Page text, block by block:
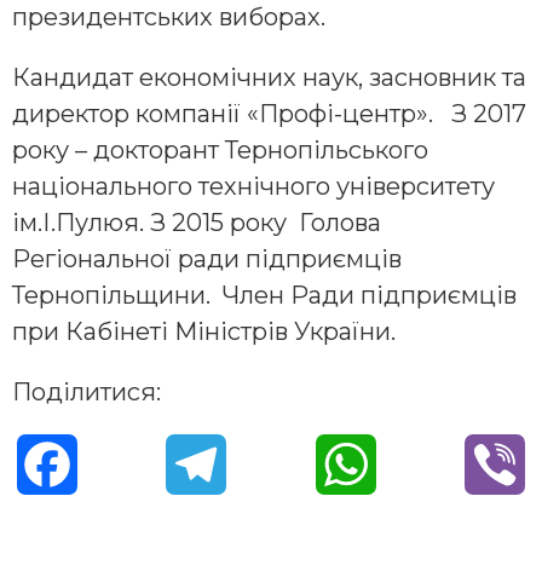
президентських виборах.
Кандидат економічних наук, засновник та
директор компанії «Профі-центр». З 2017
року – докторант Тернопільського
національного технічного університету
ім.І.Пулюя. З 2015 року Голова
Регіональної ради підприємців
Тернопільщини. Член Ради підприємців
при Кабінеті Міністрів України.
Поділитися: